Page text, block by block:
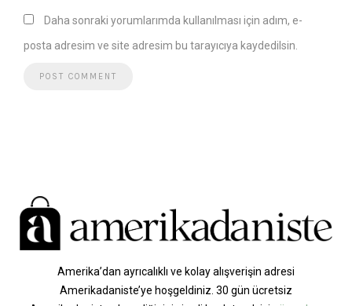
Daha sonraki yorumlarımda kullanılması için adım, e-
posta adresim ve site adresim bu tarayıcıya kaydedilsin.
Amerika’dan ayrıcalıklı ve kolay alışverişin adresi
Amerikadaniste’ye hoşgeldiniz. 30 gün ücretsiz